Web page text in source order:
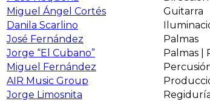
Miguel Ángel Cortés
Guitarra
Danila Scarlino
José Fernández
Palmas
Jorge “El Cubano”
Palmas |
Miguel Fernández
AIR Music Group
Jorge Limosnita